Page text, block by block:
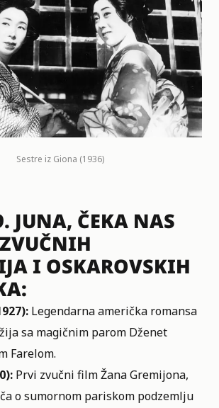
Sestre iz Giona (1936)
JUNA, ČEKA NAS
I OSKAROVSKIH
Legendarna američka romansa
sa magičnim parom Dženet
Farelom.
Prvi zvučni film Žana Gremijona,
o sumornom pariskom podzemlju